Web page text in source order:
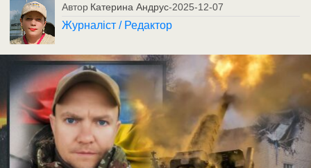
Автор Катерина Андрус-2025-12-07
Журналіст / Редактор